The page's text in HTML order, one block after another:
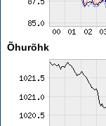
Õhurõhk